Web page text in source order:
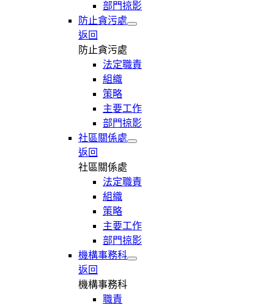
部門掠影
防止貪污處
返回
防止貪污處
法定職責
組織
策略
主要工作
部門掠影
社區關係處
返回
社區關係處
法定職責
組織
策略
主要工作
部門掠影
機構事務科
返回
機構事務科
職責